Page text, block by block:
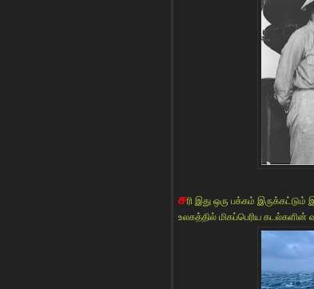
சரி இது ஒரு பக்கம்
உலகத்தில் மிகப்பெரிய கடல்களின்